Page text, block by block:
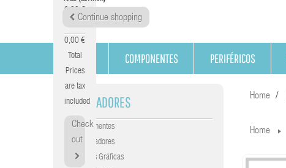
0,00 €
0,00 €
Total
Prices
are tax
included
Check
out
Continue shopping
COMPONENTES PERIFÉRICOS
CARGADORES
Componentes
Procesadores
Tarjetas Gráficas
Home
Home